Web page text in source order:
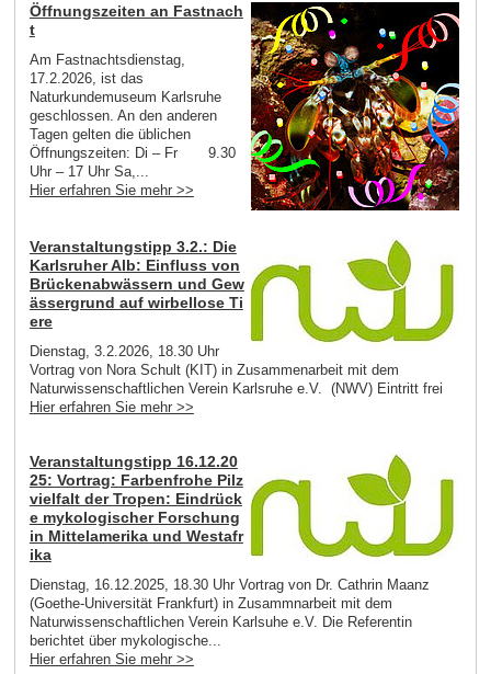
Öffnungszeiten an Fastnach
t
Am Fastnachtsdienstag,
17.2.2026, ist das
Naturkundemuseum Karlsruhe
geschlossen. An den anderen
Tagen gelten die üblichen
Öffnungszeiten: Di – Fr 9.30
Uhr – 17 Uhr Sa,...
Hier erfahren Sie mehr >>
Veranstaltungstipp 3.2.: Die
Karlsruher Alb: Einfluss von
Brückenabwässern und Gew
ässergrund auf wirbellose Ti
ere
Dienstag, 3.2.2026, 18.30 Uhr
Vortrag von Nora Schult (KIT) in Zusammenarbeit mit dem
Naturwissenschaftlichen Verein Karlsruhe e.V. (NWV) Eintritt frei
Hier erfahren Sie mehr >>
Veranstaltungstipp 16.12.20
25: Vortrag: Farbenfrohe Pilz
vielfalt der Tropen: Eindrück
e mykologischer Forschung
in Mittelamerika und Westafr
ika
Dienstag, 16.12.2025, 18.30 Uhr Vortrag von Dr. Cathrin Maanz
(Goethe-Universität Frankfurt) in Zusammnarbeit mit dem
Naturwissenschaftlichen Verein Karlsuhe e.V. Die Referentin
berichtet über mykologische...
Hier erfahren Sie mehr >>